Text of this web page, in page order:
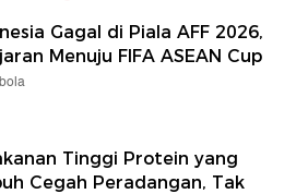
Gagal di Piala AFF 2026,
Menuju FIFA ASEAN Cup
Tinggi Protein yang
Cegah Peradangan, Tak